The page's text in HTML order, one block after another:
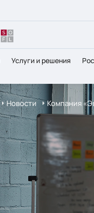
Услуги и решения
Новости Компания